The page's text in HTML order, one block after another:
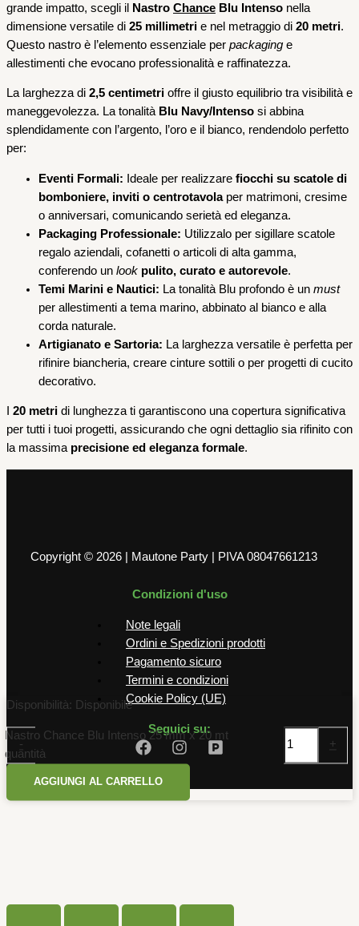
grande impatto, scegli il Nastro Chance Blu Intenso nella
dimensione versatile di 25 millimetri e nel metraggio di 20 metri.
Questo nastro è l’elemento essenziale per packaging e
allestimenti che evocano professionalità e raffinatezza.
La larghezza di 2,5 centimetri offre il giusto equilibrio tra visibilità e
maneggevolezza. La tonalità Blu Navy/Intenso si abbina
splendidamente con l’argento, l’oro e il bianco, rendendolo perfetto
per:
Eventi Formali: Ideale per realizzare fiocchi su scatole di
bomboniere, inviti o centrotavolaper matrimoni, cresime
o anniversari, comunicando serietà ed eleganza.
Packaging Professionale: Utilizzalo per sigillare scatole
regalo aziendali, cofanetti o articoli di alta gamma,
conferendo un look pulito, curato e autorevole.
Temi Marini e Nautici: La tonalità Blu profondo è un must
per allestimenti a tema marino, abbinato al bianco e alla
corda naturale.
Artigianato e Sartoria: La larghezza versatile è perfetta per
rifinire biancheria, creare cinture sottili o per progetti di cucito
decorativo.
20 metri di lunghezza ti garantiscono una copertura significativa
per tutti i tuoi progetti, assicurando che ogni dettaglio sia rifinito con
la massima precisione ed eleganza formale.
Copyright © 2026 | Mautone Party | PIVA 08047661213
Condizioni d'uso
Note legali
Ordini e Spedizioni prodotti
Pagamento sicuro
Termini e condizioni
Cookie Policy (UE)
Seguici su:
Disponibilità: Disponibile
-
Nastro Chance Blu Intenso 25 mm x 20 mt
quantità
+
AGGIUNGI AL CARRELLO